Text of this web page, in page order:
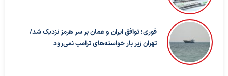
فوری؛ توافق ایران و عمان بر سر هرمز نزدیک شد/
تهران زیر بار خواسته‌های ترامپ نمی‌رود